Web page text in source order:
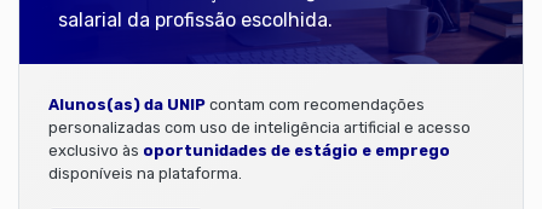
salarial da profissão escolhida.
Alunos(as) da UNIP contam com recomendações
personalizadas com uso de inteligência artificial e acesso
exclusivo às oportunidades de estágio e emprego
disponíveis na plataforma.